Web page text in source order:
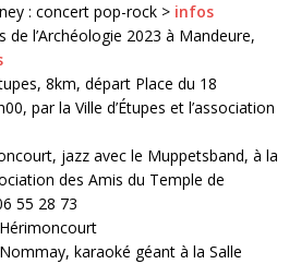
: concert pop-rock > infos
de l’Archéologie 2023 à Mandeure,
8km, départ Place du 18
par la Ville d’Étupes et l’association
jazz avec le Muppetsband, à la
des Amis du Temple de
55 28 73
karaoké géant à la Salle